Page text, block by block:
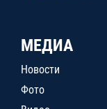
МЕДИА
Новости
Фото